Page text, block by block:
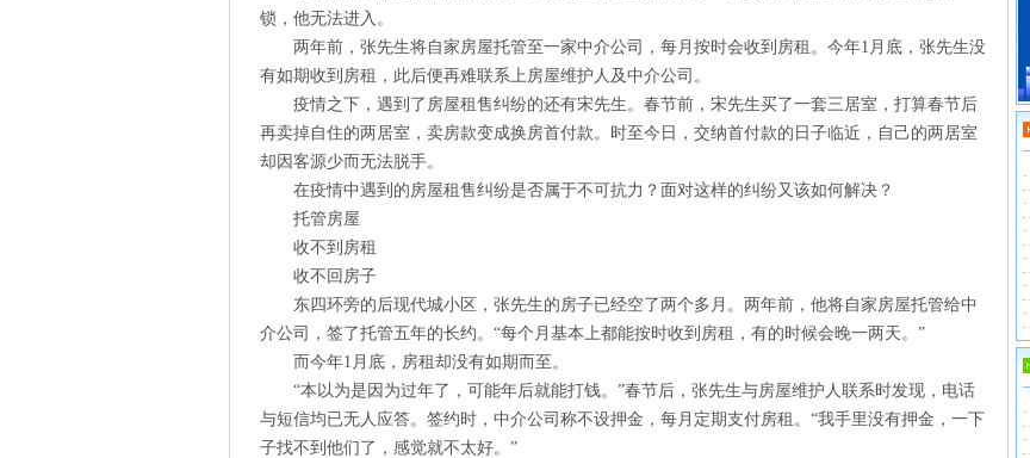
锁，他无法进入。
两年前，张先生将自家房屋托管至一家中介公司，每月按时会收到房租。今年1月底，张先生没
有如期收到房租，此后便再难联系上房屋维护人及中介公司。
疫情之下，遇到了房屋租售纠纷的还有宋先生。春节前，宋先生买了一套三居室，打算春节后
再卖掉自住的两居室，卖房款变成换房首付款。时至今日，交纳首付款的日子临近，自己的两居室
却因客源少而无法脱手。
在疫情中遇到的房屋租售纠纷是否属于不可抗力？面对这样的纠纷又该如何解决？
托管房屋
收不到房租
收不回房子
东四环旁的后现代城小区，张先生的房子已经空了两个多月。两年前，他将自家房屋托管给中
介公司，签了托管五年的长约。“每个月基本上都能按时收到房租，有的时候会晚一两天。”
而今年1月底，房租却没有如期而至。
“本以为是因为过年了，可能年后就能打钱。”春节后，张先生与房屋维护人联系时发现，电话
与短信均已无人应答。签约时，中介公司称不设押金，每月定期支付房租。“我手里没有押金，一下
子找不到他们了，感觉就不太好。”
·
·
·
·
·
·
·
·